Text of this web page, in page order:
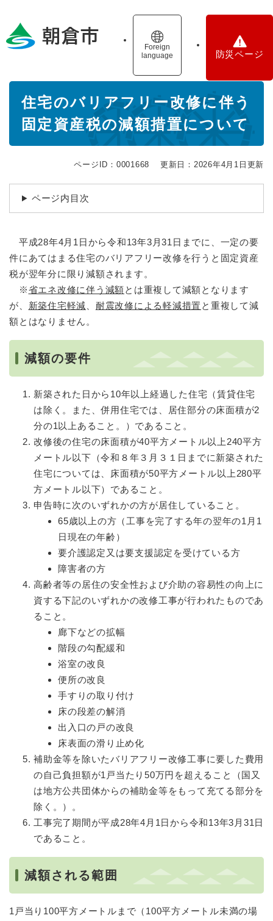
の
Foreign
language
防災ページ
住宅のバリアフリー改修に伴う
固定資産税の減額措置について
ページID：0001668 更新日：2026年4月1日更新
ページ内目次
平成28年4月1日から令和13年3月31日までに、一定の要
件にあてはまる住宅のバリアフリー改修を行うと固定資産
税が翌年分に限り減額されます。
※省エネ改修に伴う減額とは重複して減額となります
が、 新築住宅軽減 耐震改修による軽減措置 と重複して減
額とはなりません。
減額の要件
新築された日から10年以上経過した住宅（賃貸住宅
は除く。また、併用住宅では、居住部分の床面積が2
分の1以上あること。）であること。
改修後の住宅の床面積が40平方メートル以上240平方
メートル以下（令和８年３月３１日までに新築された
住宅については、床面積が50平方メートル以上280平
方メートル以下）であること。
申告時に次のいずれかの方が居住していること。
65歳以上の方（工事を完了する年の翌年の1月1
日現在の年齢）
要介護認定又は要支援認定を受けている方
障害者の方
高齢者等の居住の安全性および介助の容易性の向上に
資する下記のいずれかの改修工事が行われたものであ
ること。
廊下などの拡幅
階段の勾配緩和
浴室の改良
便所の改良
手すりの取り付け
床の段差の解消
出入口の戸の改良
床表面の滑り止め化
補助金等を除いたバリアフリー改修工事に要した費用
の自己負担額が1戸当たり50万円を超えること（国又
は地方公共団体からの補助金等をもって充てる部分を
除く。）。
工事完了期間が平成28年4月1日から令和13年3月31日
であること。
減額される範囲
1戸当り100平方メートルまで（100平方メートル未満の場